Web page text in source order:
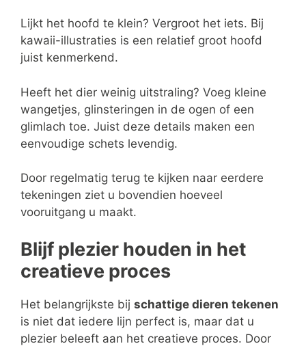
Lijkt het hoofd te klein? Vergroot het iets. Bij
kawaii-illustraties is een relatief groot hoofd
juist kenmerkend.
Heeft het dier weinig uitstraling? Voeg kleine
wangetjes, glinsteringen in de ogen of een
glimlach toe. Juist deze details maken een
eenvoudige schets levendig.
Door regelmatig terug te kijken naar eerdere
tekeningen ziet u bovendien hoeveel
vooruitgang u maakt.
Blijf plezier houden in het
creatieve proces
Het belangrijkste bij schattige dieren tekenen
is niet dat iedere lijn perfect is, maar dat u
plezier beleeft aan het creatieve proces. Door